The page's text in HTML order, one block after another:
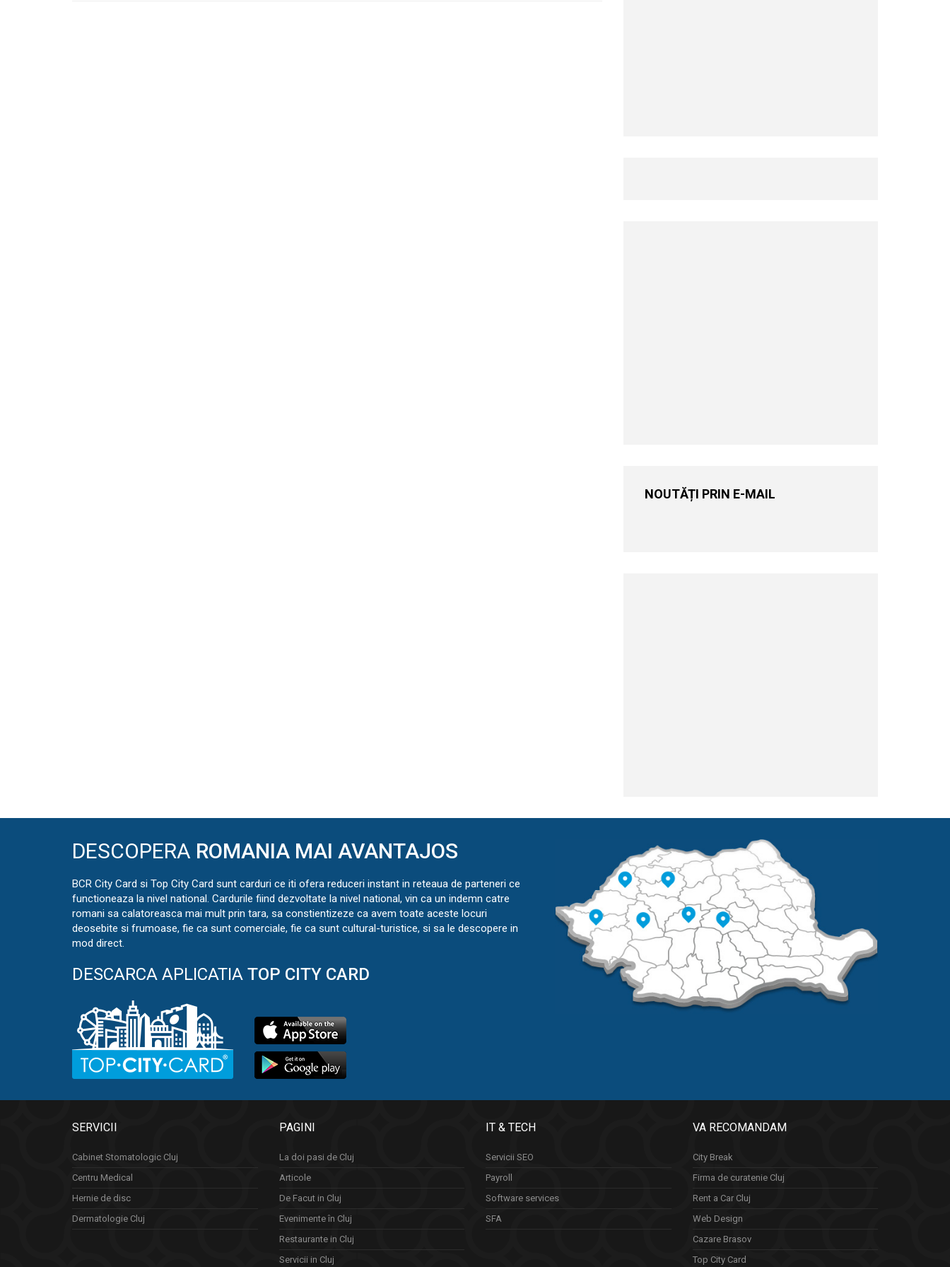
NOUTĂȚI PRIN E-MAIL
DESCOPERA ROMANIA MAI AVANTAJOS
BCR City Card si Top City Card sunt carduri ce iti ofera reduceri instant in reteaua de parteneri ce
functioneaza la nivel national. Cardurile fiind dezvoltate la nivel national, vin ca un indemn catre
romani sa calatoreasca mai mult prin tara, sa constientizeze ca avem toate aceste locuri
deosebite si frumoase, fie ca sunt comerciale, fie ca sunt cultural-turistice, si sa le descopere in
mod direct.
DESCARCA APLICATIA TOP CITY CARD
SERVICII
Cabinet Stomatologic Cluj
Centru Medical
Hernie de disc
Dermatologie Cluj
PAGINI
La doi pasi de Cluj
Articole
De Facut in Cluj
Evenimente în Cluj
Restaurante in Cluj
Servicii in Cluj
IT & TECH
Servicii SEO
Payroll
Software services
SFA
VA RECOMANDAM
City Break
Firma de curatenie Cluj
Rent a Car Cluj
Web Design
Cazare Brasov
Top City Card